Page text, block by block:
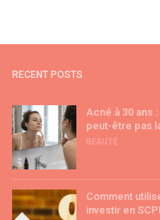
RECENT POSTS
Acné à 30 ans
peut-être pas
BEAUTÉ
Comment
investir en